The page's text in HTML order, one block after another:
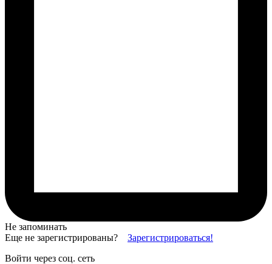
Не запоминать
Еще не зарегистрированы? Зарегистрироваться!
Войти через соц. сеть